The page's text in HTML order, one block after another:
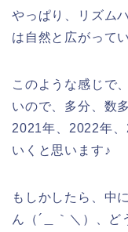
やっぱり、リズム
は自然と広がって
このような感じで
いので、多分、数
2021年、2022年
いくと思います♪
もしかしたら、中
ん（´＿｀＼）、